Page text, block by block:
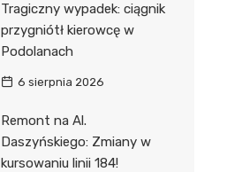
Tragiczny wypadek: ciągnik
przygniótł kierowcę w
Podolanach
6 sierpnia 2026
Remont na Al.
Daszyńskiego: Zmiany w
kursowaniu linii 184!